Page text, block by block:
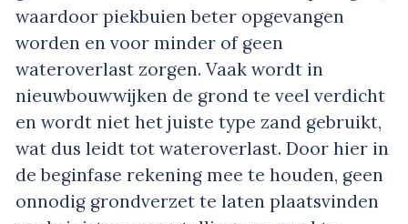
waardoor piekbuien beter opgevangen
worden en voor minder of geen
wateroverlast zorgen. Vaak wordt in
nieuwbouwwijken de grond te veel verdicht
en wordt niet het juiste type zand gebruikt,
wat dus leidt tot wateroverlast. Door hier in
de beginfase rekening mee te houden, geen
onnodig grondverzet te laten plaatsvinden